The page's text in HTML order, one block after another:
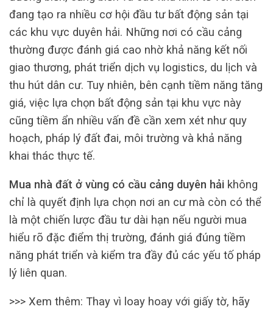
đang tạo ra nhiều cơ hội đầu tư bất động sản tại
các khu vực duyên hải. Những nơi có cầu cảng
thường được đánh giá cao nhờ khả năng kết nối
giao thương, phát triển dịch vụ logistics, du lịch và
thu hút dân cư. Tuy nhiên, bên cạnh tiềm năng tăng
giá, việc lựa chọn bất động sản tại khu vực này
cũng tiềm ẩn nhiều vấn đề cần xem xét như quy
hoạch, pháp lý đất đai, môi trường và khả năng
khai thác thực tế.
Mua nhà đất ở vùng có cầu cảng duyên hải không
chỉ là quyết định lựa chọn nơi an cư mà còn có thể
là một chiến lược đầu tư dài hạn nếu người mua
hiểu rõ đặc điểm thị trường, đánh giá đúng tiềm
năng phát triển và kiểm tra đầy đủ các yếu tố pháp
lý liên quan.
>>> Xem thêm: Thay vì loay hoay với giấy tờ, hãy